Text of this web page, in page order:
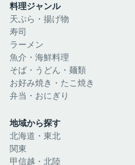
料理ジャンル
天ぷら・揚げ物
寿司
ラーメン
魚介・海鮮料理
そば・うどん・麺類
お好み焼き・たこ焼き
弁当・おにぎり
地域から探す
北海道・東北
関東
甲信越・北陸